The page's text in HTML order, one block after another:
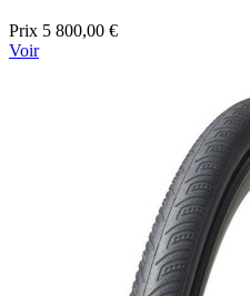
Prix 5 800,00 €
Voir